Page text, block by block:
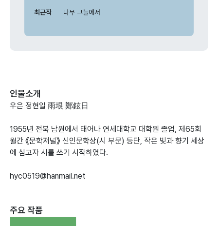
최근작 나무 그늘에서
인물소개
우은 정현일 雨垠 鄭鉉日
1955년 전북 남원에서 태어나 연세대학교 대학원 졸업, 제65회
월간 《문학저널》 신인문학상(시 부문) 등단, 작은 빛과 향기 세상
에 심고자 시를 쓰기 시작하였다.
hyc0519@hanmail.net
주요 작품